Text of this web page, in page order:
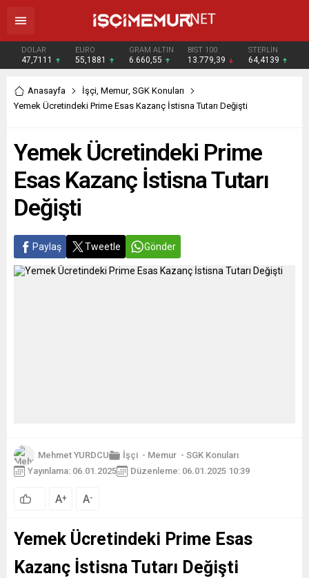
DOLAR
47,7111
EURO
55,1881
GRAM ALTIN
6.660,55
BIST 100
13.779,39
STERLİN
64,4139
Anasayfa İşçi, Memur, SGK Konuları
Yemek Ücretindeki Prime Esas Kazanç İstisna Tutarı Değişti
Yemek Ücretindeki Prime
Esas Kazanç İstisna Tutarı
Değişti
Paylaş Tweetle Gönder
Mehmet YURDCU İşçi - Memur - SGK Konuları
Yayınlama: 06.01.2025
Düzenleme: 06.01.2025 10:39
A+ A-
Yemek Ücretindeki Prime Esas
Kazanç İstisna Tutarı Değişti